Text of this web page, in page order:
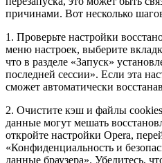
причинами. Вот несколько
1. Проверьте настройки
меню настроек, выберите
что в разделе «Запуск»
последней сессии». Если эта
сможет автоматически
2. Очистите кэш и файлы
данные могут мешать
откройте настройки Opera,
«Конфиденциальность и
данные браузера». Убедитесь,